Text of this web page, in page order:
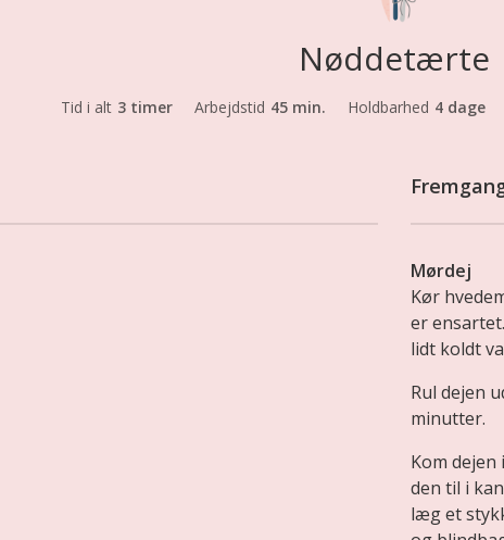
Nøddetærte
Tid i alt 3 timer Arbejdstid 45 min. Holdbarhed 4 dage
Mørdej
Kør
er
lidt koldt
Rul dejen
minutter.
Kom
den til i
læg et